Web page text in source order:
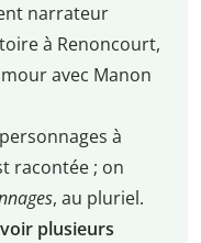
narrateur
à Renoncourt,
avec Manon
à
racontée ; on
, au pluriel.
plusieurs